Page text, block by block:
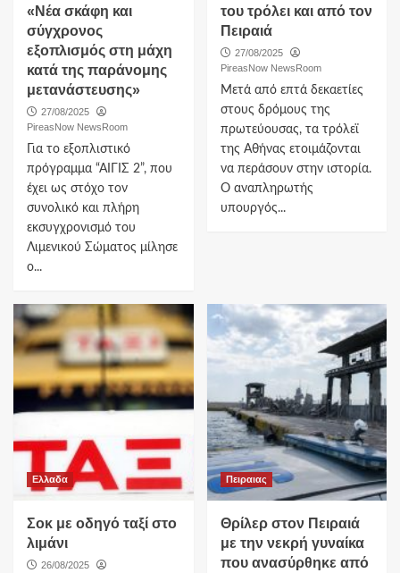
«Νέα σκάφη και
σύγχρονος
εξοπλισμός στη μάχη
κατά της παράνομης
μετανάστευσης»
27/08/2025
PireasNow NewsRoom
Για το εξοπλιστικό
πρόγραμμα “ΑΙΓΙΣ 2”, που
έχει ως στόχο τον
συνολικό και πλήρη
εκσυγχρονισμό του
Λιμενικού Σώματος μίλησε
ο...
του τρόλει και από τον
Πειραιά
27/08/2025
PireasNow NewsRoom
Μετά από επτά δεκαετίες
στους δρόμους της
πρωτεύουσας, τα τρόλεϊ
της Αθήνας ετοιμάζονται
να περάσουν στην ιστορία.
Ο αναπληρωτής
υπουργός...
Ελλαδα
Σοκ με οδηγό ταξί στο
λιμάνι
26/08/2025
Πειραιας
Θρίλερ στον Πειραιά
με την νεκρή γυναίκα
που ανασύρθηκε από